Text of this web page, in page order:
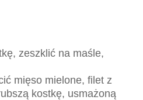
zeszklić na maśle,
mięso mielone, filet z
kostkę, usmażoną